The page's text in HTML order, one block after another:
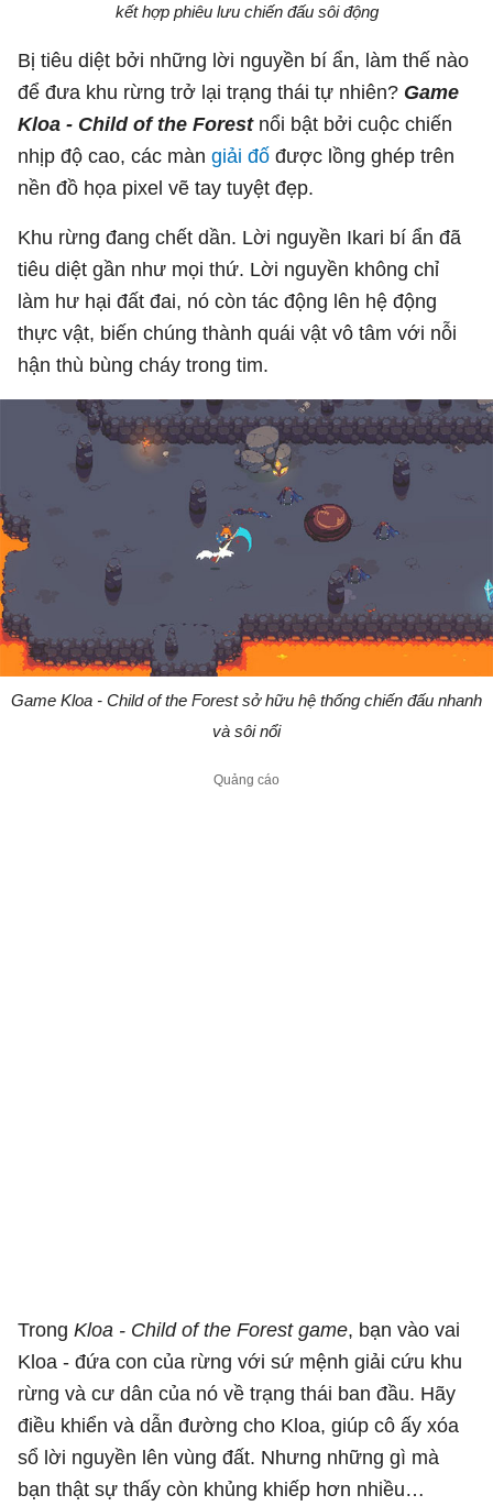
kết hợp phiêu lưu chiến đấu sôi động
Bị tiêu diệt bởi những lời nguyền bí ẩn, làm thế nào
để đưa khu rừng trở lại trạng thái tự nhiên? Game
Kloa - Child of the Forest nổi bật bởi cuộc chiến
nhịp độ cao, các màn giải đố được lồng ghép trên
nền đồ họa pixel vẽ tay tuyệt đẹp.
Khu rừng đang chết dần. Lời nguyền Ikari bí ẩn đã
tiêu diệt gần như mọi thứ. Lời nguyền không chỉ
làm hư hại đất đai, nó còn tác động lên hệ động
thực vật, biến chúng thành quái vật vô tâm với nỗi
hận thù bùng cháy trong tim.
Game Kloa - Child of the Forest sở hữu hệ thống chiến đấu nhanh
và sôi nổi
Trong Kloa - Child of the Forest game, bạn vào vai
Kloa - đứa con của rừng với sứ mệnh giải cứu khu
rừng và cư dân của nó về trạng thái ban đầu. Hãy
điều khiển và dẫn đường cho Kloa, giúp cô ấy xóa
sổ lời nguyền lên vùng đất. Nhưng những gì mà
bạn thật sự thấy còn khủng khiếp hơn nhiều…